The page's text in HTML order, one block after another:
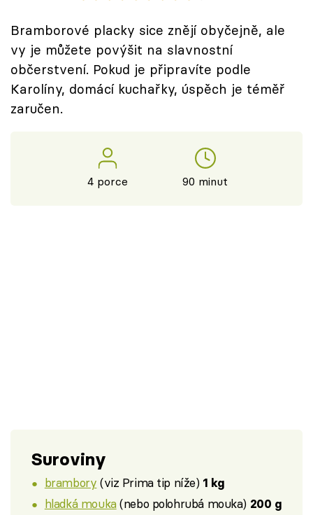
Těhotnej kuchař
Sledujte prima+
Přihlášení
Bramborové placky sice znějí obyčejně, ale
vy je můžete povýšit na slavnostní
občerstvení. Pokud je připravíte podle
Karolíny, domácí kuchařky, úspěch je téměř
zaručen.
4 porce 90 minut
Suroviny
brambory (viz Prima tip níže) 1 kg
hladká mouka(nebo polohrubá mouka) 200 g